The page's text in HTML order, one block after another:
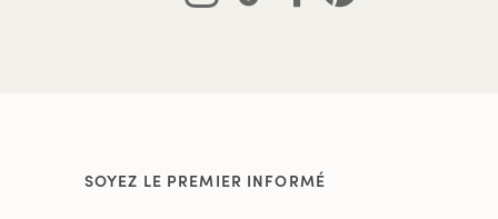
SOYEZ LE PREMIER INFORMÉ